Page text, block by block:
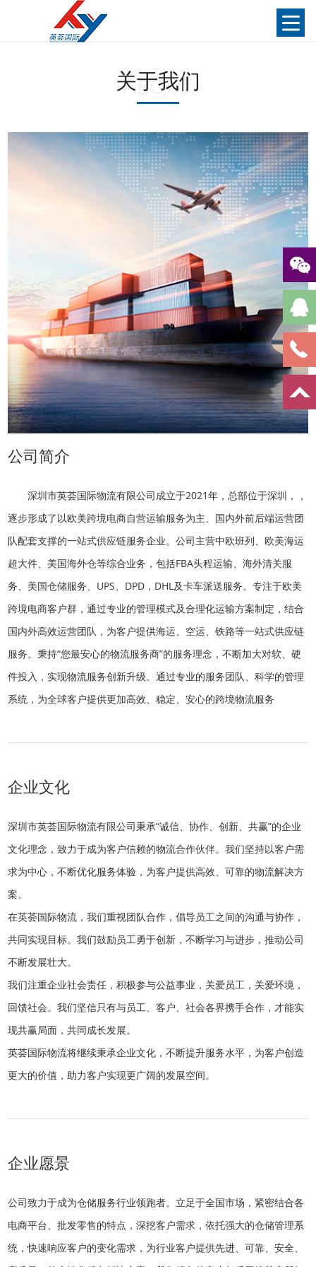
关于我们
ABOUT
公司简介
深圳市英荟国际物流有限公司成立于2021年，总部位于深圳，，
逐步形成了以欧美跨境电商自营运输服务为主、国内外前后端运营团
队配套支撑的一站式供应链服务企业。公司主营中欧班列、欧美海运
超大件、美国海外仓等综合业务，包括FBA头程运输、海外清关服
务、美国仓储服务、UPS、DPD，DHL及卡车派送服务。专注于欧美
跨境电商客户群，通过专业的管理模式及合理化运输方案制定，结合
国内外高效运营团队，为客户提供海运、空运、铁路等一站式供应链
服务。秉持“您最安心的物流服务商”的服务理念，不断加大对软、硬
件投入，实现物流服务创新升级。通过专业的服务团队、科学的管理
系统，为全球客户提供更加高效、稳定、安心的跨境物流服务
企业文化
深圳市英荟国际物流有限公司秉承“诚信、协作、创新、共赢”的企业
文化理念，致力于成为客户信赖的物流合作伙伴。我们坚持以客户需
求为中心，不断优化服务体验，为客户提供高效、可靠的物流解决方
案。
在英荟国际物流，我们重视团队合作，倡导员工之间的沟通与协作，
共同实现目标。我们鼓励员工勇于创新，不断学习与进步，推动公司
不断发展壮大。
我们注重企业社会责任，积极参与公益事业，关爱员工，关爱环境，
回馈社会。我们坚信只有与员工、客户、社会各界携手合作，才能实
现共赢局面，共同成长发展。
英荟国际物流将继续秉承企业文化，不断提升服务水平，为客户创造
更大的价值，助力客户实现更广阔的发展空间。
企业愿景
公司致力于成为仓储服务行业领跑者。立足于全国市场，紧密结合各
电商平台、批发零售的特点，深挖客户需求，依托强大的仓储管理系
统，快速响应客户的变化需求，为行业客户提供先进、可靠、安全、